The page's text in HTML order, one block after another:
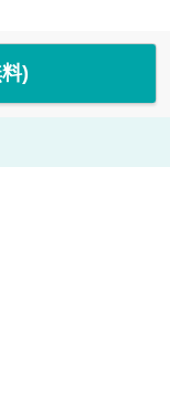
)